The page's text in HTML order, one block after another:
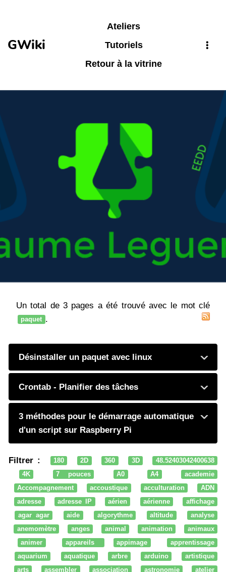
GWiki
Ateliers
Tutoriels
Retour à la vitrine
Un total de 3 pages a été trouvé avec le mot clé
paquet .
Désinstaller un paquet avec linux
Crontab - Planifier des tâches
3 méthodes pour le démarrage automatique
d'un script sur Raspberry Pi
Filtrer : 180 2D 360 3D
48.52403042400638
4K
7 pouces A0 A4
academie
Accompagnement
accoustique acculturation
ADN
adresse
adresse IP aérien aérienne
affichage
agar agar
aide algorythme altitude
analyse
anemomètre
anges animal animation
animaux
animer
appareils appimage
apprentissage
aquarium
aquatique arbre arduino
artistique
arts
assembler association astronomie
atelier